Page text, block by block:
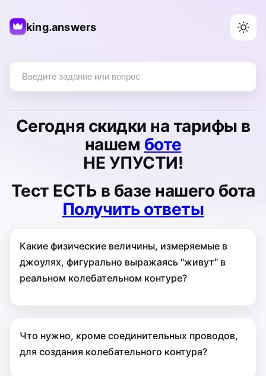
king.answers
Сегодня скидки на тарифы в
нашем боте
НЕ УПУСТИ!
Тест ЕСТЬ в базе нашего бота
Получить ответы
Какие физические величины, измеряемые в
джоулях, фигурально выражаясь "живут" в
реальном колебательном контуре?
Что нужно, кроме соединительных проводов,
для создания колебательного контура?